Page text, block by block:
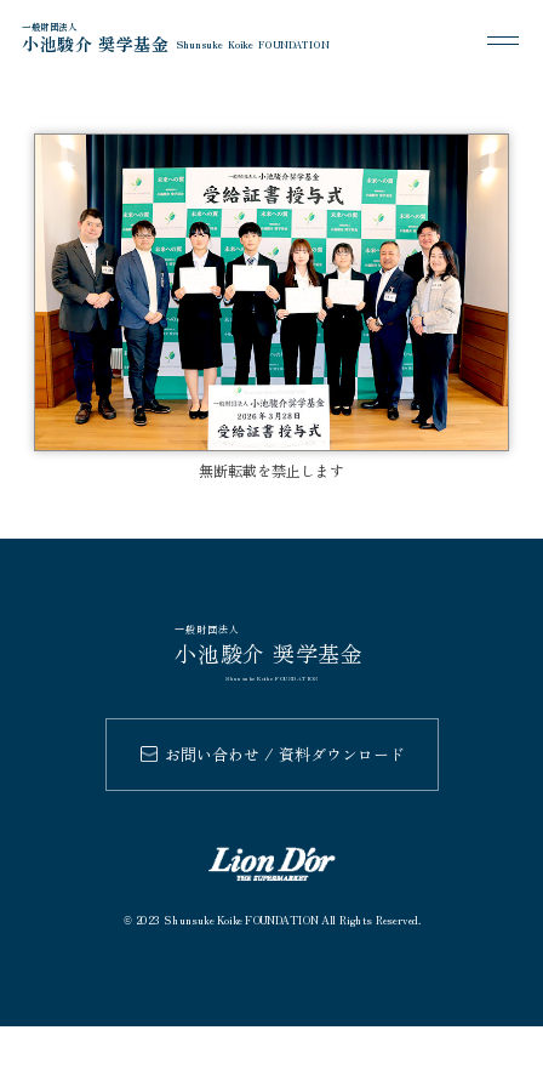
一般財団法人
小池駿介 奨学基金 Shunsuke Koike FOUNDATION
無断転載を禁止します
一般財団法人
小池駿介 奨学基金
Shunsuke Koike FOUNDATION
お問い合わせ / 資料ダウンロード
©2023 Shunsuke Koike FOUNDATION All Rights Reserved.